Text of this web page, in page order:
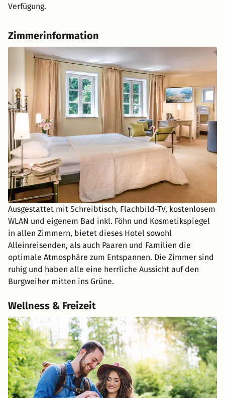
Verfügung.
Zimmerinformation
Ausgestattet mit Schreibtisch, Flachbild-TV, kostenlosem
WLAN und eigenem Bad inkl. Föhn und Kosmetikspiegel
in allen Zimmern, bietet dieses Hotel sowohl
Alleinreisenden, als auch Paaren und Familien die
optimale Atmosphäre zum Entspannen. Die Zimmer sind
ruhig und haben alle eine herrliche Aussicht auf den
Burgweiher mitten ins Grüne.
Wellness & Freizeit